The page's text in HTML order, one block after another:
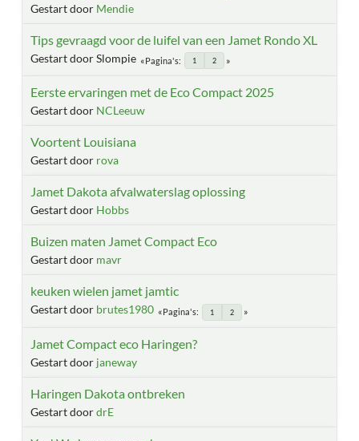
Gestart door Mendie
Tips gevraagd voor de luifel van een Jamet Rondo XL
Gestart door Slompie Pagina's 1 2
Eerste ervaringen met de Eco Compact 2025
Gestart door NCLeeuw
Voortent Louisiana
Gestart door rova
Jamet Dakota afvalwaterslag oplossing
Gestart door Hobbs
Buizen maten Jamet Compact Eco
Gestart door mavr
keuken wielen jamet jamtic
Gestart door brutes1980 Pagina's 1 2
Jamet Compact eco Haringen?
Gestart door janeway
Haringen Dakota ontbreken
Gestart doordrE